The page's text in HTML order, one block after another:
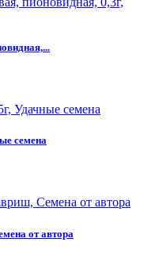
семена
от автора